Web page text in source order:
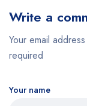
Write a
Your email
required
Your name